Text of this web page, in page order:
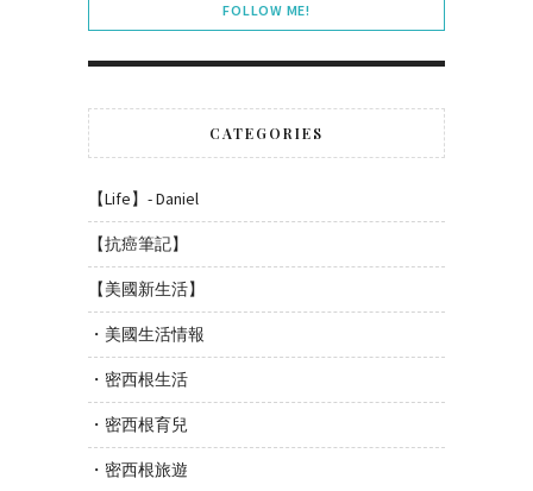
FOLLOW ME!
CATEGORIES
【Life】- Daniel
【抗癌筆記】
【美國新生活】
・美國生活情報
・密西根生活
・密西根育兒
・密西根旅遊